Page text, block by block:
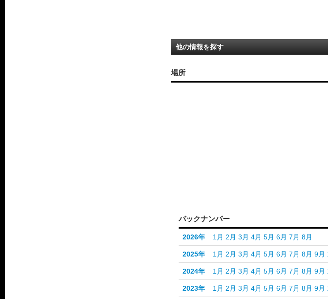
他の情報を探す
場所
バックナンバー
2026年 1月 2月 3月 4月 5月 6月 7月 8月
2025年 1月 2月 3月 4月 5月 6月 7月 8月 9月
2024年 1月 2月 3月 4月 5月 6月 7月 8月 9月
2023年 1月 2月 3月 4月 5月 6月 7月 8月 9月